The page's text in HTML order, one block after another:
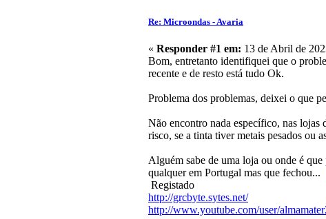
Re: Microondas - Avaria
« Responder #1 em: 13 de Abril de
Bom, entretanto identifiquei que o
recente e de resto está tudo Ok.
Problema dos problemas, deixei o que
Não encontro nada específico, nas lojas
risco, se a tinta tiver metais pesados ou
Alguém sabe de uma loja ou onde é
qualquer em Portugal mas que fechou...
Registado
http://grcbyte.sytes.net/
http://www.youtube.com/user/